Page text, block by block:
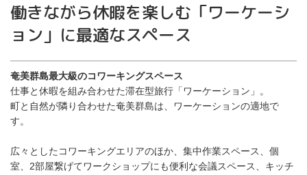
働きながら休暇を楽しむ「ワーケーシ
ョン」に最適なスペース
奄美群島最大級のコワーキングスペース
仕事と休暇を組み合わせた滞在型旅行「ワーケーション」。
町と自然が隣り合わせた奄美群島は、ワーケーションの適地で
す。
広々としたコワーキングエリアのほか、集中作業スペース、個
室、2部屋繋げてワークショップにも便利な会議スペース、キッチ